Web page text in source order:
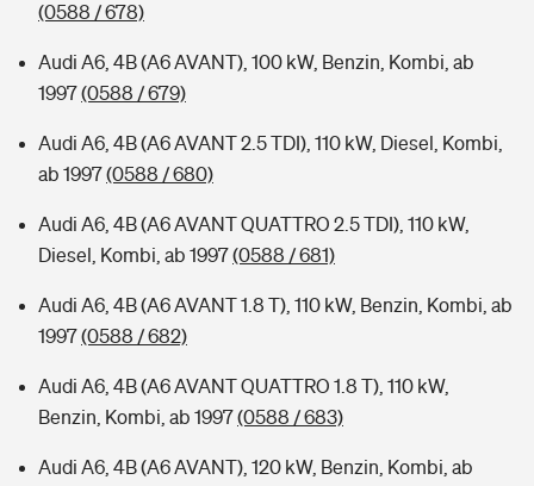
(0588 / 678)
Audi A6, 4B (A6 AVANT), 100 kW, Benzin, Kombi, ab
1997(0588 / 679)
Audi A6, 4B (A6 AVANT 2.5 TDI), 110 kW, Diesel, Kombi,
ab 1997(0588 / 680)
Audi A6, 4B (A6 AVANT QUATTRO 2.5 TDI), 110 kW,
Diesel, Kombi, ab 1997(0588 / 681)
Audi A6, 4B (A6 AVANT 1.8 T), 110 kW, Benzin, Kombi, ab
1997(0588 / 682)
Audi A6, 4B (A6 AVANT QUATTRO 1.8 T), 110 kW,
Benzin, Kombi, ab 1997(0588 / 683)
Audi A6, 4B (A6 AVANT), 120 kW, Benzin, Kombi, ab